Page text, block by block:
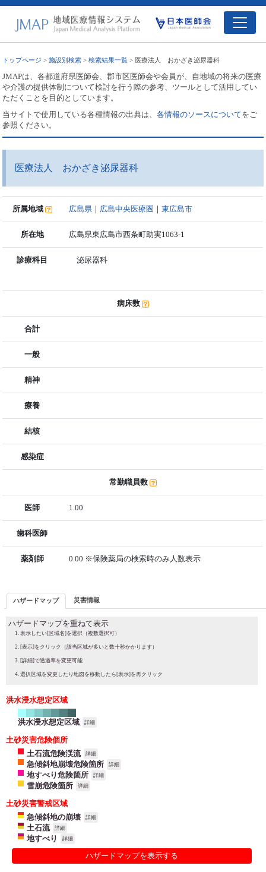
トップページ >施設別検索 >検索結果一覧 > 医療法人 おかざき泌尿器科
JMAPは、各都道府県医師会、郡市区医師会や会員が、自地域の将来の医療
や介護の提供体制について検討を行う際の参考、ツールとして活用してい
ただくことを目的としています。
当サイトで使用している各種情報の出典は、各情報のソースについてをご
参照ください。
医療法人 おかざき泌尿器科
所属地域 広島県 ｜ 広島中央医療圏 ｜東広島市
所在地 広島県東広島市西条町助実1063-1
診療科目 泌尿器科
病床数
合計
一般
精神
療養
結核
感染症
常勤職員数
医師 1.00
歯科医師
薬剤師 0.00 ※保険薬局の検索時のみ人数表示
ハザードマップ 災害情報
ハザードマップを重ねて表示
表示したい[区域名]を選択（複数選択可）
[表示]をクリック（該当区域が多いと数十秒かかります）
[詳細]で透過率を変更可能
選択区域を変更したり地図を移動したら[表示]を再クリック
洪水浸水想定区域
洪水浸水想定区域 詳細
土砂災害危険個所
土石流危険渓流
詳細
急傾斜地崩壊危険箇所 詳細
地すべり危険箇所 詳細
雪崩危険箇所 詳細
土砂災害警戒区域
急傾斜地の崩壊
詳細
土石流 詳細
地すべり 詳細
ハザードマップを表示する